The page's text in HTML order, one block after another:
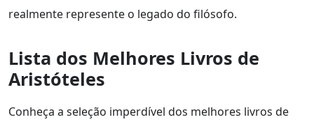
realmente represente o legado do filósofo.
Lista dos Melhores Livros de
Aristóteles
Conheça a seleção imperdível dos melhores livros de